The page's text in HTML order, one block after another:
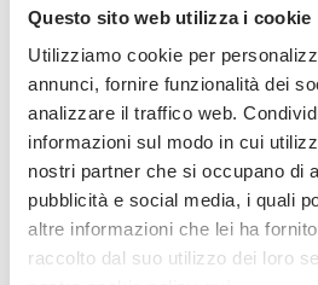
Questo sito web utilizza i cookie
Utilizziamo cookie per
annunci, fornire funzionalità dei
analizzare il traffico web.
informazioni sul modo in cui
nostri partner che si occupano di
pubblicità e social media, i quali
altre informazioni che lei ha
raccolto dal suo utilizzo dei loro
01 · 04 · 2025
Data center e NIS2: come
informatica e la compliance
Consulta i nostri